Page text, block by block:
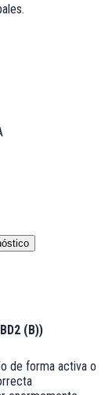
(B))
de forma activa o